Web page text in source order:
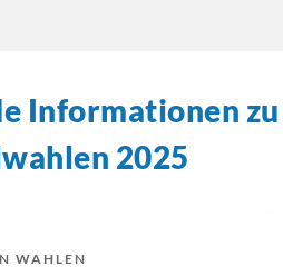
Informationen zu
2025
WAHLEN